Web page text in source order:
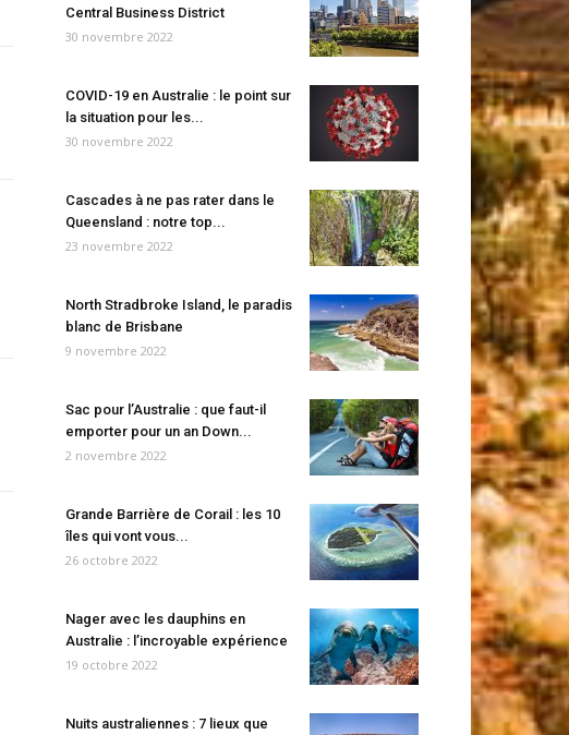
Central Business District
30 novembre 2022
COVID-19 en Australie : le point sur
la situation pour les...
30 novembre 2022
Cascades à ne pas rater dans le
Queensland : notre top...
23 novembre 2022
North Stradbroke Island, le paradis
blanc de Brisbane
9 novembre 2022
Sac pour l’Australie : que faut-il
emporter pour un an Down...
2 novembre 2022
Grande Barrière de Corail : les 10
îles qui vont vous...
26 octobre 2022
Nager avec les dauphins en
Australie : l’incroyable expérience
19 octobre 2022
Nuits australiennes : 7 lieux que